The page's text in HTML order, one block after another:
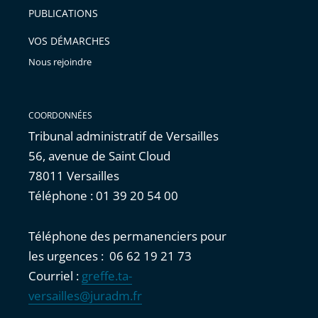
avant
PUBLICATIONS
VOS DÉMARCHES
Nous rejoindre
COORDONNÉES
Tribunal administratif de Versailles
56, avenue de Saint Cloud
78011 Versailles
Téléphone : 01 39 20 54 00
Téléphone des permanenciers pour
les urgences : 06 62 19 21 73
Courriel : greffe.ta-
versailles@juradm.fr